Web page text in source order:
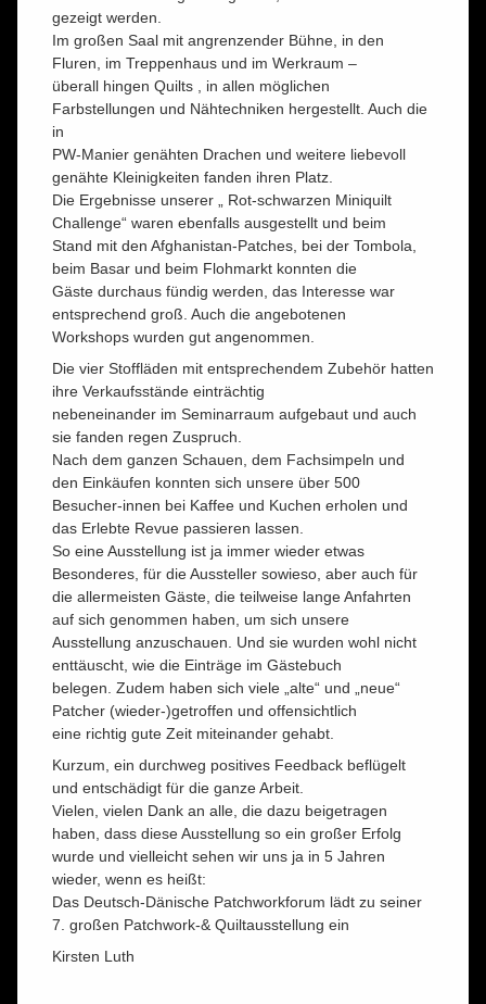
gezeigt werden.
Im großen Saal mit angrenzender Bühne, in den
Fluren, im Treppenhaus und im Werkraum –
überall hingen Quilts , in allen möglichen
Farbstellungen und Nähtechniken hergestellt. Auch die
in
PW-Manier genähten Drachen und weitere liebevoll
genähte Kleinigkeiten fanden ihren Platz.
Die Ergebnisse unserer „ Rot-schwarzen Miniquilt
Challenge“ waren ebenfalls ausgestellt und beim
Stand mit den Afghanistan-Patches, bei der Tombola,
beim Basar und beim Flohmarkt konnten die
Gäste durchaus fündig werden, das Interesse war
entsprechend groß. Auch die angebotenen
Workshops wurden gut angenommen.
Die vier Stoffläden mit entsprechendem Zubehör hatten
ihre Verkaufsstände einträchtig
nebeneinander im Seminarraum aufgebaut und auch
sie fanden regen Zuspruch.
Nach dem ganzen Schauen, dem Fachsimpeln und
den Einkäufen konnten sich unsere über 500
Besucher-innen bei Kaffee und Kuchen erholen und
das Erlebte Revue passieren lassen.
So eine Ausstellung ist ja immer wieder etwas
Besonderes, für die Aussteller sowieso, aber auch für
die allermeisten Gäste, die teilweise lange Anfahrten
auf sich genommen haben, um sich unsere
Ausstellung anzuschauen. Und sie wurden wohl nicht
enttäuscht, wie die Einträge im Gästebuch
belegen. Zudem haben sich viele „alte“ und „neue“
Patcher (wieder-)getroffen und offensichtlich
eine richtig gute Zeit miteinander gehabt.
Kurzum, ein durchweg positives Feedback beflügelt
und entschädigt für die ganze Arbeit.
Vielen, vielen Dank an alle, die dazu beigetragen
haben, dass diese Ausstellung so ein großer Erfolg
wurde und vielleicht sehen wir uns ja in 5 Jahren
wieder, wenn es heißt:
Das Deutsch-Dänische Patchworkforum lädt zu seiner
7. großen Patchwork-& Quiltausstellung ein
Kirsten Luth